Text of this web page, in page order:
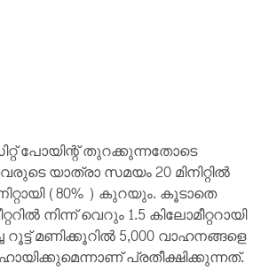
പോയിന്റ് തുറക്കുന്നതോടെ
യാത്രാ സമയം 20 മിനിറ്റിൽ
(80% ) കുറയും. കൂടാതെ
നിന്ന് വെറും 1.5 കിലോമീറ്ററായി
മണിക്കൂറിൽ 5,000 വാഹനങ്ങളെ
പ്രതീക്ഷിക്കുന്നത്.